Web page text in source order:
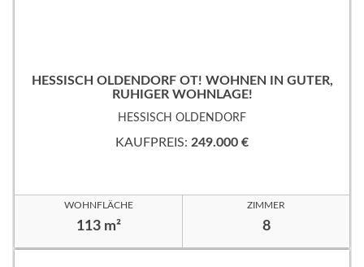
HESSISCH OLDENDORF OT! WOHNEN IN GUTER,
RUHIGER WOHNLAGE!
HESSISCH OLDENDORF
KAUFPREIS: 249.000 €
WOHNFLÄCHE
113 m²
ZIMMER
8